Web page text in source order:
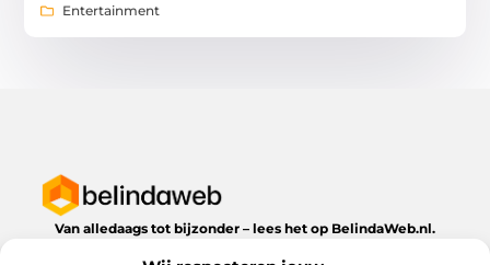
Entertainment
Van alledaags tot bijzonder – lees het op BelindaWeb.nl.